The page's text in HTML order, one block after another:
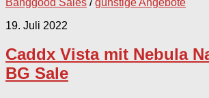
19. Juli 2022
Caddx Vista mit Nebula
BG Sale